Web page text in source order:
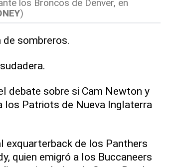
los Broncos de Denver, en
)
sombreros.
debate sobre si Cam Newton y
los Patriots de Nueva Inglaterra
exquarterback de los Panthers
quien emigró a los Buccaneers